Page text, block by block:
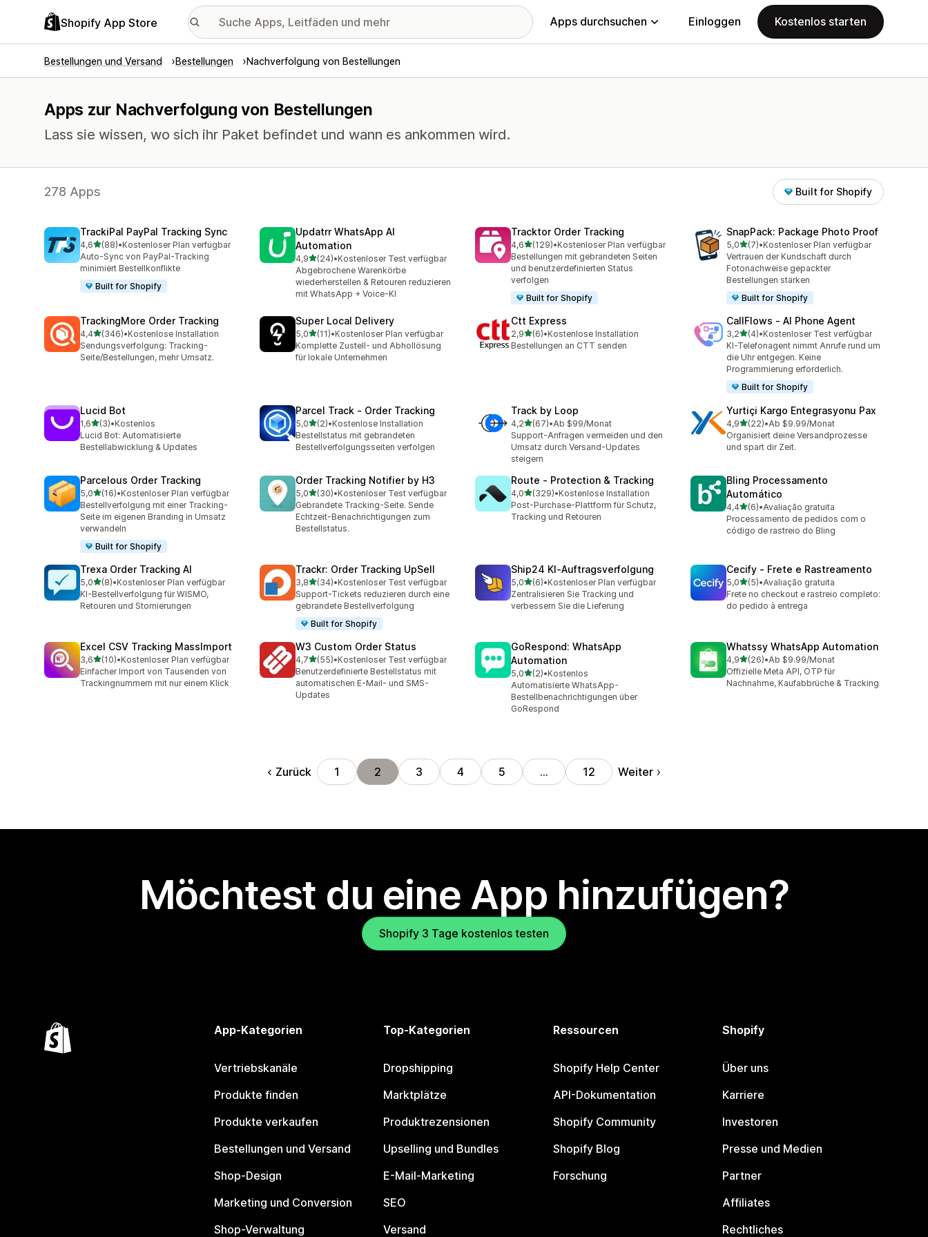
Shopify App Store Apps durchsuchen Einloggen Kostenlos starten
Bestellungen und Versand Bestellungen Nachverfolgung von Bestellungen
Apps zur Nachverfolgung von Bestellungen
Lass sie wissen, wo sich ihr Paket befindet und wann es ankommen wird.
278 Apps Built for Shopify
TrackiPal PayPal Tracking Sync
4,6von 5 Sternen
(88)
88 Rezensionen insgesamt
•Kostenloser Plan verfügbar
Auto-Sync von PayPal-Tracking
minimiert Bestellkonflikte
Built for Shopify
Updatrr WhatsApp AI
Automation
4,9von 5 Sternen
(24)
24 Rezensionen insgesamt
•Kostenloser Test verfügbar
Abgebrochene Warenkörbe
wiederherstellen & Retouren reduzieren
mit WhatsApp + Voice-KI
Tracktor Order Tracking
4,6von 5 Sternen
(129)
129 Rezensionen insgesamt
•Kostenloser Plan verfügbar
Bestellungen mit gebrandeten Seiten
und benutzerdefinierten Status
verfolgen
Built for Shopify
SnapPack: Package Photo Proof
5,0von 5 Sternen
(7)
7 Rezensionen insgesamt
•Kostenloser Plan verfügbar
Vertrauen der Kundschaft durch
Fotonachweise gepackter
Bestellungen stärken
Built for Shopify
TrackingMore Order Tracking
4,4von 5 Sternen
(346)
346 Rezensionen insgesamt
•Kostenlose Installation
Sendungsverfolgung: Tracking-
Seite/Bestellungen, mehr Umsatz.
Super Local Delivery
5,0von 5 Sternen
(11)
11 Rezensionen insgesamt
•Kostenloser Plan verfügbar
Komplette Zustell- und Abhollösung
für lokale Unternehmen
Ctt Express
2,9von 5 Sternen
(6)
6 Rezensionen insgesamt
•Kostenlose Installation
Bestellungen an CTT senden
CallFlows ‑ AI Phone Agent
3,2von 5 Sternen
(4)
4 Rezensionen insgesamt
•Kostenloser Test verfügbar
KI-Telefonagent nimmt Anrufe rund um
die Uhr entgegen. Keine
Programmierung erforderlich.
Built for Shopify
Lucid Bot
1,6von 5 Sternen
(3)
3 Rezensionen insgesamt
•Kostenlos
Lucid Bot: Automatisierte
Bestellabwicklung & Updates
Parcel Track ‑ Order Tracking
5,0von 5 Sternen
(2)
2 Rezensionen insgesamt
•Kostenlose Installation
Bestellstatus mit gebrandeten
Bestellverfolgungsseiten verfolgen
Track by Loop
4,2von 5 Sternen
(67)
67 Rezensionen insgesamt
•Ab $99/Monat
Support-Anfragen vermeiden und den
Umsatz durch Versand-Updates
steigern
Yurtiçi Kargo Entegrasyonu Pax
4,9von 5 Sternen
(22)
22 Rezensionen insgesamt
•Ab $9.99/Monat
Organisiert deine Versandprozesse
und spart dir Zeit.
Parcelous Order Tracking
5,0von 5 Sternen
(16)
16 Rezensionen insgesamt
•Kostenloser Plan verfügbar
Bestellverfolgung mit einer Tracking-
Seite im eigenen Branding in Umsatz
verwandeln
Built for Shopify
Order Tracking Notifier by H3
5,0von 5 Sternen
(30)
30 Rezensionen insgesamt
•Kostenloser Test verfügbar
Gebrandete Tracking-Seite. Sende
Echtzeit-Benachrichtigungen zum
Bestellstatus.
Route ‑ Protection & Tracking
4,0von 5 Sternen
(329)
329 Rezensionen insgesamt
•Kostenlose Installation
Post-Purchase-Plattform für Schutz,
Tracking und Retouren
Bling Processamento
Automático
4,4von 5 Sternen
(6)
6 Rezensionen insgesamt
•Avaliação gratuita
Processamento de pedidos com o
código de rastreio do Bling
Trexa Order Tracking AI
5,0von 5 Sternen
(8)
8 Rezensionen insgesamt
•Kostenloser Plan verfügbar
KI-Bestellverfolgung für WISMO,
Retouren und Stornierungen
Trackr: Order Tracking UpSell
3,8von 5 Sternen
(34)
34 Rezensionen insgesamt
•Kostenloser Test verfügbar
Support-Tickets reduzieren durch eine
gebrandete Bestellverfolgung
Built for Shopify
Ship24 KI‑Auftragsverfolgung
5,0von 5 Sternen
(6)
6 Rezensionen insgesamt
•Kostenloser Plan verfügbar
Zentralisieren Sie Tracking und
verbessern Sie die Lieferung
Cecify ‑ Frete e Rastreamento
5,0von 5 Sternen
(5)
5 Rezensionen insgesamt
•Avaliação gratuita
Frete no checkout e rastreio completo:
do pedido à entrega
Excel CSV Tracking MassImport
3,6von 5 Sternen
(10)
10 Rezensionen insgesamt
•Kostenloser Plan verfügbar
Einfacher Import von Tausenden von
Trackingnummern mit nur einem Klick
W3 Custom Order Status
4,7von 5 Sternen
(55)
55 Rezensionen insgesamt
•Kostenloser Test verfügbar
Benutzerdefinierte Bestellstatus mit
automatischen E-Mail- und SMS-
Updates
GoRespond: WhatsApp
Automation
5,0von 5 Sternen
(2)
2 Rezensionen insgesamt
•Kostenlos
Automatisierte WhatsApp-
Bestellbenachrichtigungen über
GoRespond
Whatssy WhatsApp Automation
4,9von 5 Sternen
(26)
26 Rezensionen insgesamt
•Ab $9.99/Monat
Offizielle Meta API, OTP für
Nachnahme, Kaufabbrüche & Tracking
Zurück 1 2 3 4 5 … 12 Weiter
Möchtest du eine App hinzufügen?
Shopify 3 Tage kostenlos testen
App-Kategorien
Vertriebskanäle
Produkte finden
Produkte verkaufen
Bestellungen und Versand
Shop-Design
Marketing und Conversion
Shop-Verwaltung
Top-Kategorien
Dropshipping
Marktplätze
Produktrezensionen
Upselling und Bundles
E-Mail-Marketing
SEO
Versand
Ressourcen
Shopify Help Center
API-Dokumentation
Shopify Community
Shopify Blog
Forschung
Shopify
Über uns
Karriere
Investoren
Presse und Medien
Partner
Affiliates
Rechtliches